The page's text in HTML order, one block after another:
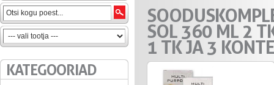
SOL 360 ML 2
1 TK JA 3
KATEGOORIAD